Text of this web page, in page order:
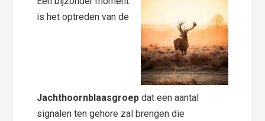
is het optreden van de
Jachthoornblaasgroepdat een aantal
signalen ten gehore zal brengen die